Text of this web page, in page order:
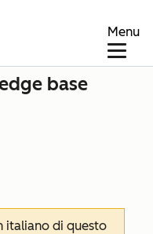
Menu
base
italiano di questo